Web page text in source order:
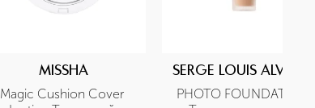
MISSHA
Magic Cushion Cover
SERGE LOUIS
PHOTO FOUNDATION